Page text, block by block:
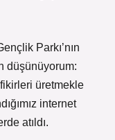
Parkı’nın
düşünüyorum:
üretmekle
internet
atıldı.